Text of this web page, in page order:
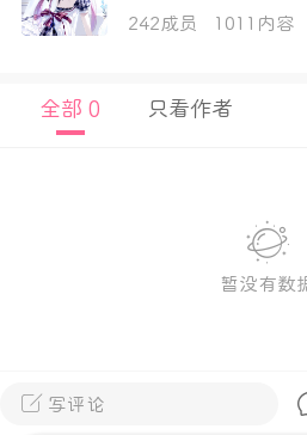
隐藏
P站美图推荐
隐藏
写评论
242成员 1011内容
全部 0 只看作者
暂没有数